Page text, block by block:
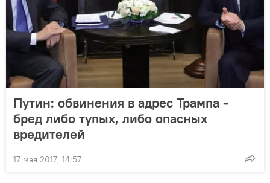
Путин: обвинения в адрес Трампа -
бред либо тупых, либо опасных
вредителей
17 мая 2017, 14:57